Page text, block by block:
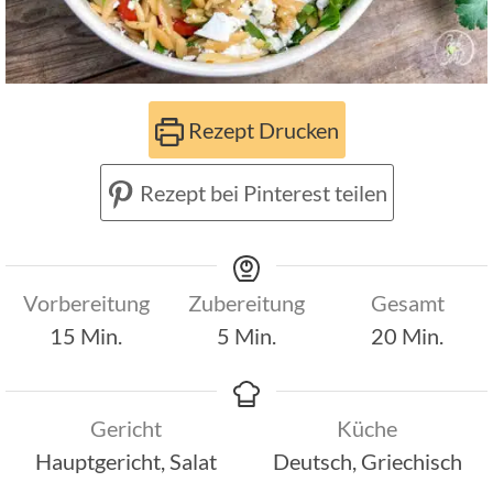
Rezept Drucken
Rezept bei Pinterest teilen
Vorbereitung
15 Minuten
Min.
Zubereitung
5 Minuten
Min.
Gesamt
20 Minuten
Min.
Gericht
Hauptgericht, Salat
Küche
Deutsch, Griechisch